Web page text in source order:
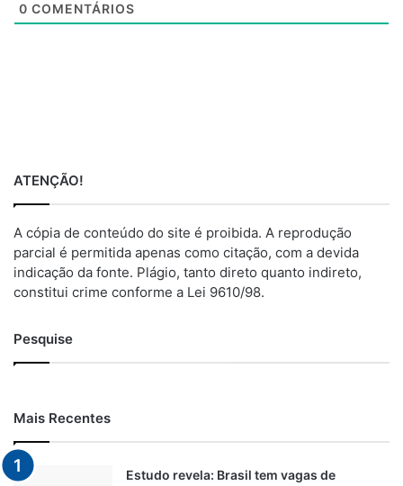
0 COMENTÁRIOS
ATENÇÃO!
A cópia de conteúdo do site é proibida. A reprodução
parcial é permitida apenas como citação, com a devida
indicação da fonte. Plágio, tanto direto quanto indireto,
constitui crime conforme a Lei 9610/98.
Pesquise
Mais Recentes
Estudo revela: Brasil tem vagas de